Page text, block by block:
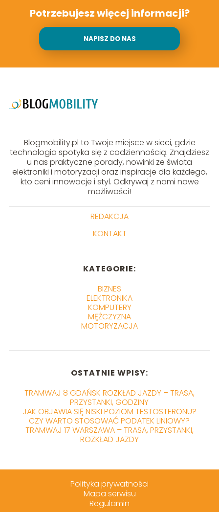
Potrzebujesz więcej informacji?
NAPISZ DO NAS
Blogmobility.pl to Twoje miejsce w sieci, gdzie
technologia spotyka się z codziennością. Znajdziesz
u nas praktyczne porady, nowinki ze świata
elektroniki i motoryzacji oraz inspiracje dla każdego,
kto ceni innowacje i styl. Odkrywaj z nami nowe
możliwości!
REDAKCJA
KONTAKT
KATEGORIE:
BIZNES
ELEKTRONIKA
KOMPUTERY
MĘŻCZYZNA
MOTORYZACJA
OSTATNIE WPISY:
TRAMWAJ 8 GDAŃSK ROZKŁAD JAZDY – TRASA,
PRZYSTANKI, GODZINY
JAK OBJAWIA SIĘ NISKI POZIOM TESTOSTERONU?
CZY WARTO STOSOWAĆ PODATEK LINIOWY?
TRAMWAJ 17 WARSZAWA – TRASA, PRZYSTANKI,
ROZKŁAD JAZDY
Polityka prywatności
Mapa serwisu
Regulamin